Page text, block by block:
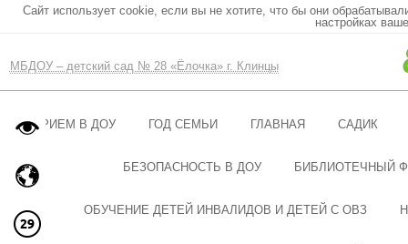
Сайт использует cookie, если вы не хотите, что бы они
настройках
МБДОУ – детский сад № 28 «Ёлочка» г. Клинцы
ПРИЕМ В ДОУ ГОД СЕМЬИ ГЛАВНАЯ САДИК
БЕЗОПАСНОСТЬ В ДОУ БИБЛИОТЕЧНЫЙ
ОБУЧЕНИЕ ДЕТЕЙ ИНВАЛИДОВ И ДЕТЕЙ С ОВЗ